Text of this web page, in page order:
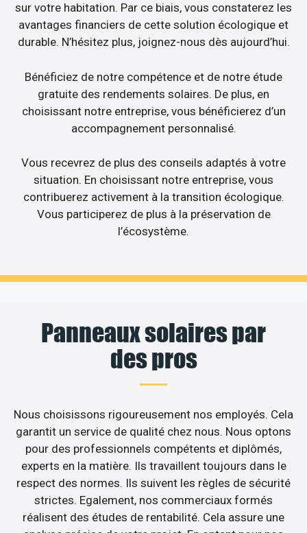
sur votre habitation. Par ce biais, vous constaterez les
avantages financiers de cette solution écologique et
durable. N’hésitez plus, joignez-nous dès aujourd’hui.
Bénéficiez de notre compétence et de notre étude
gratuite des rendements solaires. De plus, en
choisissant notre entreprise, vous bénéficierez d’un
accompagnement personnalisé.
Vous recevrez de plus des conseils adaptés à votre
situation. En choisissant notre entreprise, vous
contribuerez activement à la transition écologique.
Vous participerez de plus à la préservation de
l’écosystème.
Panneaux solaires par
des pros
Nous choisissons rigoureusement nos employés. Cela
garantit un service de qualité chez nous. Nous optons
pour des professionnels compétents et diplômés,
experts en la matière. Ils travaillent toujours dans le
respect des normes. Ils suivent les règles de sécurité
strictes. Egalement, nos commerciaux formés
réalisent des études de rentabilité. Cela assure une